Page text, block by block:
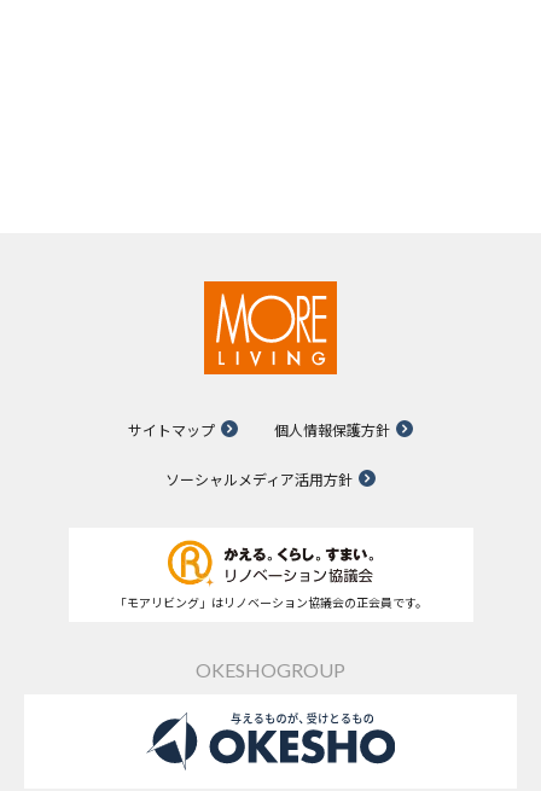
サイトマップ 個人情報保護方針
ソーシャルメディア活用方針
「モアリビング」はリノベーション協議会の正会員です。
OKESHOGROUP